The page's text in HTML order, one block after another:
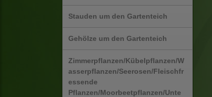
Stauden um den Gartenteich
Gehölze um den Gartenteich
Zimmerpflanzen/Kübelpflanzen/W
asserpflanzen/Seerosen/Fleischfr
essende
Pflanzen/Moorbeetpflanzen/Unte